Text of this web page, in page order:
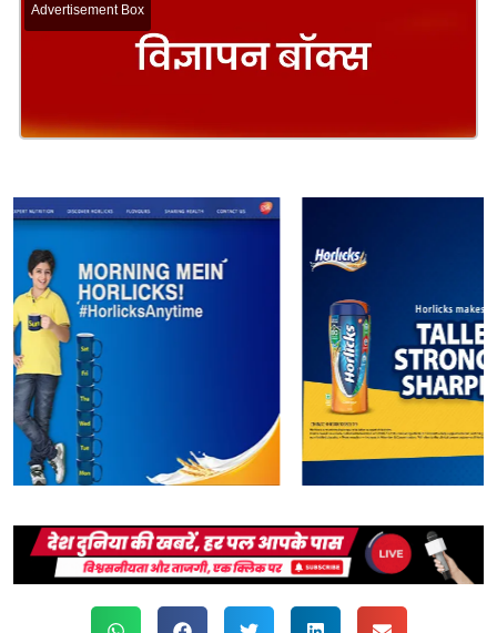
Advertisement Box